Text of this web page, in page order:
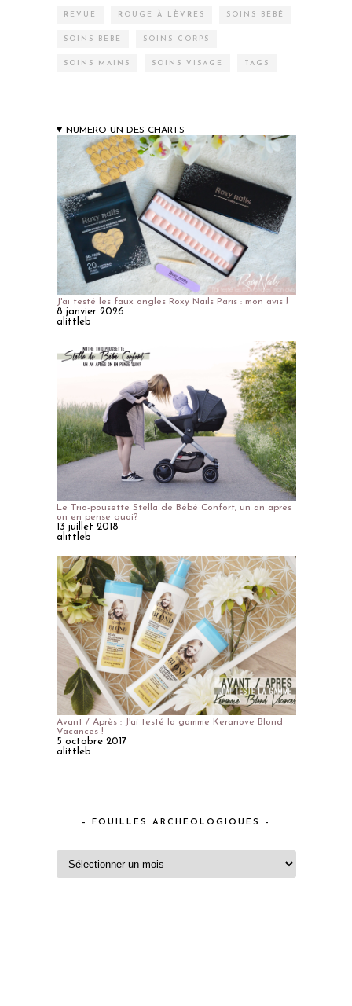
REVUE ROUGE À LÈVRES SOINS BÉBÉ
SOINS BÉBÉ SOINS CORPS
SOINS MAINS SOINS VISAGE TAGS
NUMERO UN DES CHARTS
J'ai testé les faux ongles Roxy Nails Paris : mon avis !
8 janvier 2026
alittleb
Le Trio-pousette Stella de Bébé Confort, un an après
on en pense quoi?
13 juillet 2018
alittleb
Avant / Après : J'ai testé la gamme Keranove Blond
Vacances !
5 octobre 2017
alittleb
– FOUILLES ARCHEOLOGIQUES –